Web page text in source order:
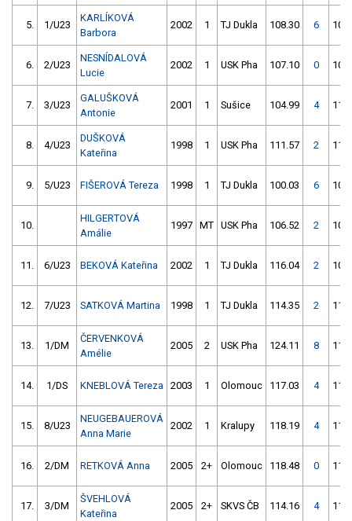
5. 1/U23
KARLÍKOVÁ
Barbora
2002 1 TJ Dukla 108.30 6
6. 2/U23
NESNÍDALOVÁ
Lucie
2002 1 USK Pha 107.10 0
7. 3/U23
GALUŠKOVÁ
Antonie
2001 1 Sušice 104.99 4
8. 4/U23
DUŠKOVÁ
Kateřina
1998 1 USK Pha 111.57 2
9. 5/U23 FIŠEROVÁ Tereza 1998 1 TJ Dukla 100.03 6
10.
HILGERTOVÁ
Amálie
1997 MT USK Pha 106.52 2
11. 6/U23 BEKOVÁ Kateřina 2002 1 TJ Dukla 116.04 2
12. 7/U23 SATKOVÁ Martina 1998 1 TJ Dukla 114.35 2
13. 1/DM
ČERVENKOVÁ
Amélie
2005 2 USK Pha 124.11 8
14. 1/DS KNEBLOVÁ Tereza 2003 1 Olomouc 117.03 4
15. 8/U23
NEUGEBAUEROVÁ
Anna Marie
2002 1 Kralupy 118.19 4
16. 2/DM RETKOVÁ Anna 2005 2+ Olomouc 118.48 0
17. 3/DM
ŠVEHLOVÁ
Kateřina
2005 2+ SKVS ČB 114.16 4